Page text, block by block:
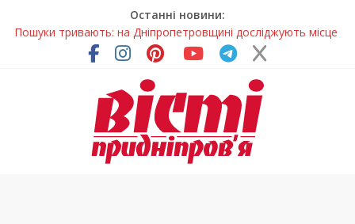
Останні новини:
Пошуки тривають: на Дніпропетровщині досліджують місце
розташування легендарного монастиря (Фото)
Ветерани Дніпропетровщини отримують шанс на власне
Андрій Горинін: “Нехай доля береже тих, хто служить, і всіх
Жінки, які повертають життя: у Дніпрі відкрили унікальну
фотовиставку